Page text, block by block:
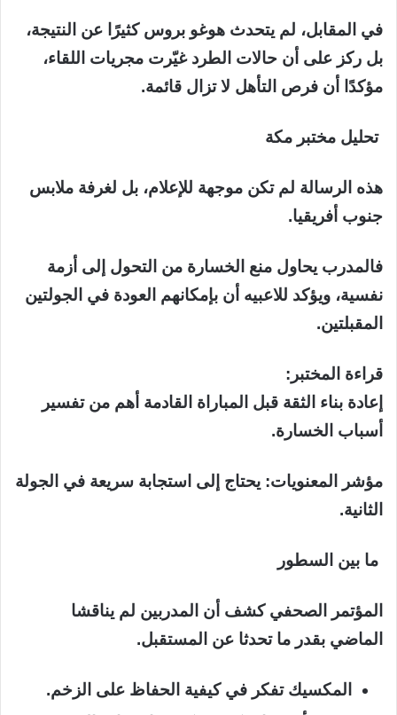
في المقابل، لم يتحدث هوغو بروس كثيرًا عن النتيجة،
بل ركز على أن حالات الطرد غيّرت مجريات اللقاء،
مؤكدًا أن فرص التأهل لا تزال قائمة.
تحليل مختبر مكة
هذه الرسالة لم تكن موجهة للإعلام، بل لغرفة ملابس
جنوب أفريقيا.
فالمدرب يحاول منع الخسارة من التحول إلى أزمة
نفسية، ويؤكد للاعبيه أن بإمكانهم العودة في الجولتين
المقبلتين.
قراءة المختبر:
إعادة بناء الثقة قبل المباراة القادمة أهم من تفسير
أسباب الخسارة.
مؤشر المعنويات: يحتاج إلى استجابة سريعة في الجولة
الثانية.
ما بين السطور
المؤتمر الصحفي كشف أن المدربين لم يناقشا
الماضي بقدر ما تحدثا عن المستقبل.
المكسيك تفكر في كيفية الحفاظ على الزخم.